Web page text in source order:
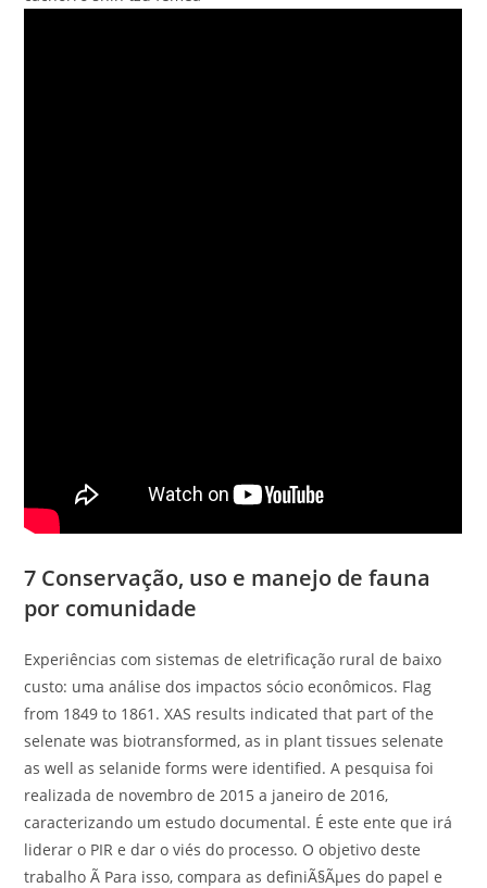
7 Conservação, uso e manejo de fauna
por comunidade
Experiências com sistemas de eletrificação rural de baixo
custo: uma análise dos impactos sócio econômicos. Flag
from 1849 to 1861. XAS results indicated that part of the
selenate was biotransformed, as in plant tissues selenate
as well as selanide forms were identified. A pesquisa foi
realizada de novembro de 2015 a janeiro de 2016,
caracterizando um estudo documental. É este ente que irá
liderar o PIR e dar o viés do processo. O objetivo deste
trabalho Ã Para isso, compara as definiÃ§Ãµes do papel e